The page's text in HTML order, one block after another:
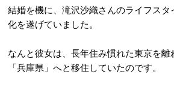
結婚を機に、滝沢沙織さんのライフス
化を遂げていました。
なんと彼女は、長年住み慣れた東京を離
「兵庫県」へと移住していたのです。